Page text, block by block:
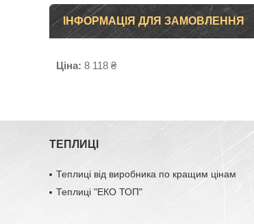
ІНФОРМАЦІЯ ДЛЯ ЗАМОВЛЕННЯ
Ціна: 8 118 ₴
ТЕПЛИЦІ
Теплиці від виробника по кращим цінам
Теплиці "ЕКО ТОП"